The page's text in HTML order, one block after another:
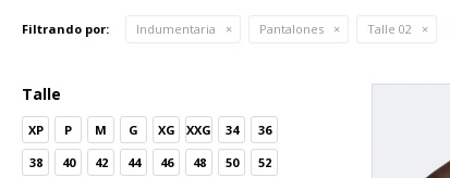
Filtrando por: Indumentaria Pantalones Talle 02
Talle
XP P M G XG XXG 34
36
38
40 42 44 46 48 50
52